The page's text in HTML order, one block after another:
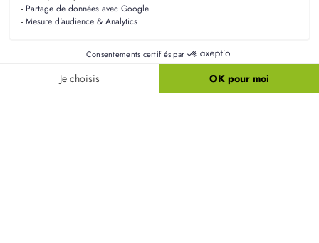
Liens utiles
Nos terrains
Nos maisons + terrains